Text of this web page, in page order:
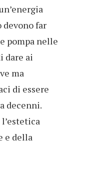
devono far
pompa nelle
dare ai
ma
di essere
decenni.
e della